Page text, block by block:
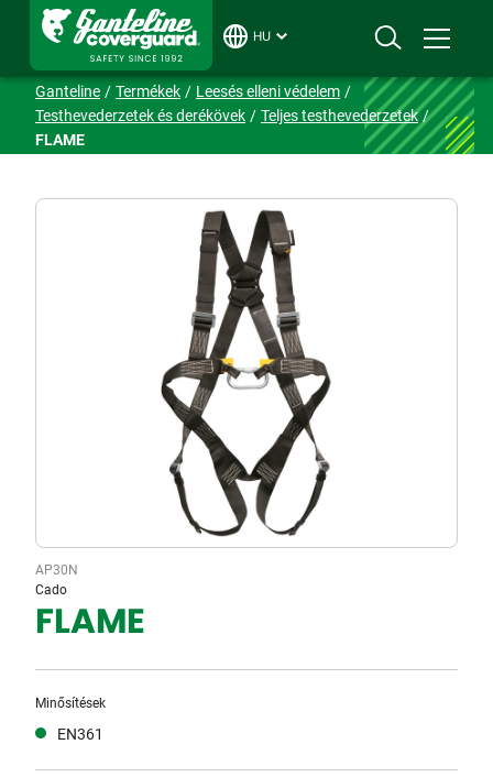
HU
Ganteline Termékek
Leesés elleni védelem
Testhevederzetek és derékövek
Teljes testhevederzetek
FLAME
AP30N
Cado
FLAME
Minősítések
EN361